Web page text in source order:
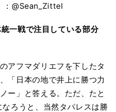
：@Sean_Zittel
一戦で注目している部分
アフマダリエフを下したタ
「日本の地で井上に勝つ力
ー」と答える。ただ、たと
ろうと、当然タパレスは勝